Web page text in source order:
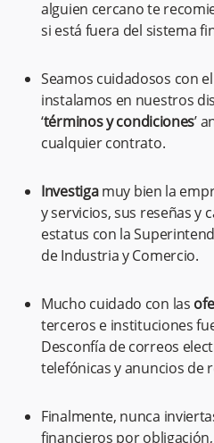
alguien cercano te
si está fuera del sistema
Seamos cuidadosos con
instalamos en nuestros
‘términos y condiciones’
cualquier contrato.
Investigamuy bien la
y servicios, sus reseñas y
estatus con la
de Industria y Comercio.
Mucho cuidado con las
terceros e instituciones
Desconfía de correos
telefónicas y anuncios de
Finalmente, nunca
financieros por